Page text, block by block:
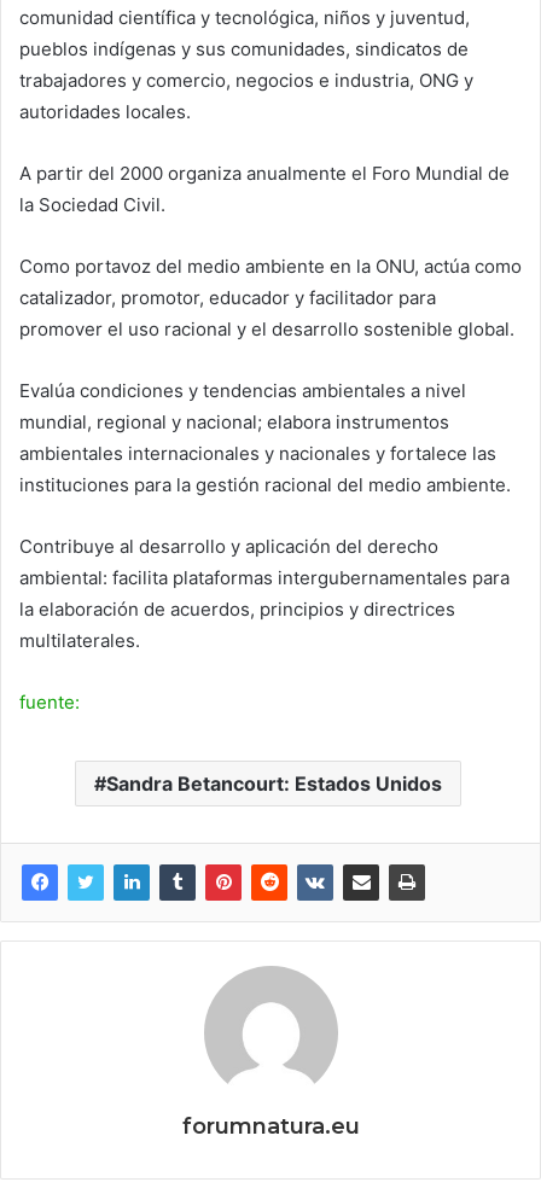
comunidad científica y tecnológica, niños y juventud,
pueblos indígenas y sus comunidades, sindicatos de
trabajadores y comercio, negocios e industria, ONG y
autoridades locales.
A partir del 2000 organiza anualmente el Foro Mundial de
la Sociedad Civil.
Como portavoz del medio ambiente en la ONU, actúa como
catalizador, promotor, educador y facilitador para
promover el uso racional y el desarrollo sostenible global.
Evalúa condiciones y tendencias ambientales a nivel
mundial, regional y nacional; elabora instrumentos
ambientales internacionales y nacionales y fortalece las
instituciones para la gestión racional del medio ambiente.
Contribuye al desarrollo y aplicación del derecho
ambiental: facilita plataformas intergubernamentales para
la elaboración de acuerdos, principios y directrices
multilaterales.
fuente:
Sandra Betancourt: Estados Unidos
forumnatura.eu